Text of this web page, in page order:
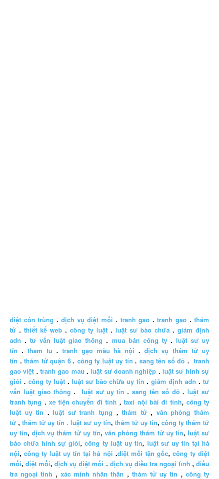
diệt côn trùng .dịch vụ diệt mối . tranh gao .tranh gao .thám
tử . thiết kế web . công ty luật . luật sư bào chữa . giám định
adn .tư vấn luật giao thông . mua bán công ty. luật sư uy
tín . tham tu . tranh gạo màu hà nội .dịch vụ thám tử uy
tín .thám tử quận 6. công ty luật uy tín . sang tên sổ đỏ .tranh
gao việt .tranh gao mau .luật sư doanh nghiệp .luật sư hình sự
giỏi . công ty luật. luật sư bào chữa uy tín .giám định adn .tư
vấn luật giao thông . luật sư uy tín .sang tên sổ đỏ.luật sư
tranh tụng . xe tiện chuyến đi tỉnh ,taxi nội bài đi tỉnh, công ty
luật uy tín .luật sư tranh tụng ,thám tử, văn phòng thám
tử ,thám tử uy tín . luật sư uy tín, thám tử uy tín, công ty thám tử
uy tín, dịch vụ thám tử uy tín,văn phòng thám tử uy tín,luật sư
bào chữa hình sự giỏi,công ty luật uy tín, luật sư uy tín tại hà
nội,công ty luật uy tín tại hà nội .diệt mối tận gốc, công ty diệt
mối,diệt mối,dịch vụ diệt mối . dịch vụ điều tra ngoại tình ,điều
tra ngoại tình , xác minh nhân thân , thám tử uy tín , công ty